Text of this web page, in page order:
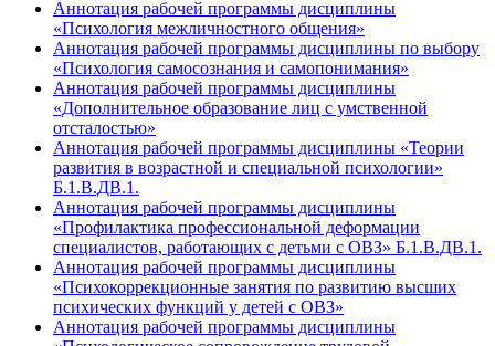
Аннотация рабочей программы дисциплины
«Психология межличностного общения»
Аннотация рабочей программы дисциплины по выбору
«Психология самосознания и самопонимания»
Аннотация рабочей программы дисциплины
«Дополнительное образование лиц с умственной
отсталостью»
Аннотация рабочей программы дисциплины «Теории
развития в возрастной и специальной психологии»
Б.1.В.ДВ.1.
Аннотация рабочей программы дисциплины
«Профилактика профессиональной деформации
специалистов, работающих с детьми с ОВЗ» Б.1.В.ДВ.1.
Аннотация рабочей программы дисциплины
«Психокоррекционные занятия по развитию высших
психических функций у детей с ОВЗ»
Аннотация рабочей программы дисциплины